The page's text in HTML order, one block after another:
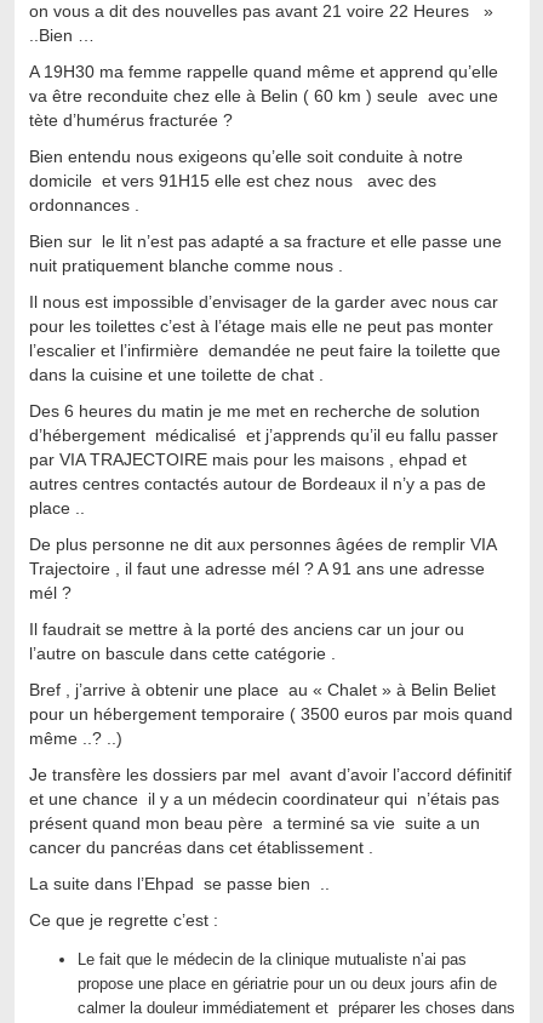
on vous a dit des nouvelles pas avant 21 voire 22 Heures »
..Bien …
A 19H30 ma femme rappelle quand même et apprend qu’elle
va être reconduite chez elle à Belin ( 60 km ) seule avec une
tète d’humérus fracturée ?
Bien entendu nous exigeons qu’elle soit conduite à notre
domicile et vers 91H15 elle est chez nous avec des
ordonnances .
Bien sur le lit n’est pas adapté a sa fracture et elle passe une
nuit pratiquement blanche comme nous .
Il nous est impossible d’envisager de la garder avec nous car
pour les toilettes c’est à l’étage mais elle ne peut pas monter
l’escalier et l’infirmière demandée ne peut faire la toilette que
dans la cuisine et une toilette de chat .
Des 6 heures du matin je me met en recherche de solution
d’hébergement médicalisé et j’apprends qu’il eu fallu passer
par VIA TRAJECTOIRE mais pour les maisons , ehpad et
autres centres contactés autour de Bordeaux il n’y a pas de
place ..
De plus personne ne dit aux personnes âgées de remplir VIA
Trajectoire , il faut une adresse mél ? A 91 ans une adresse
mél ?
Il faudrait se mettre à la porté des anciens car un jour ou
l’autre on bascule dans cette catégorie .
Bref , j’arrive à obtenir une place au « Chalet » à Belin Beliet
pour un hébergement temporaire ( 3500 euros par mois quand
même ..? ..)
Je transfère les dossiers par mel avant d’avoir l’accord définitif
et une chance il y a un médecin coordinateur qui n’étais pas
présent quand mon beau père a terminé sa vie suite a un
cancer du pancréas dans cet établissement .
La suite dans l’Ehpad se passe bien ..
Ce que je regrette c’est :
Le fait que le médecin de la clinique mutualiste n’ai pas
propose une place en gériatrie pour un ou deux jours afin de
calmer la douleur immédiatement et préparer les choses dans